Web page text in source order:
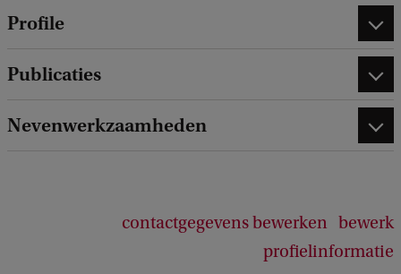
Profile
Publicaties
Nevenwerkzaamheden
contactgegevens bewerken bewerk
profielinformatie
b
a